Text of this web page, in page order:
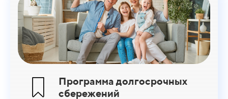
Программа долгосрочных
сбережений